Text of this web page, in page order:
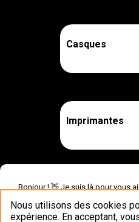
Nous utilisons des cookies
expérience. En acceptant,
Casques
Imprimantes
et stations
Bonjour ! 👋 Je suis là pour vous